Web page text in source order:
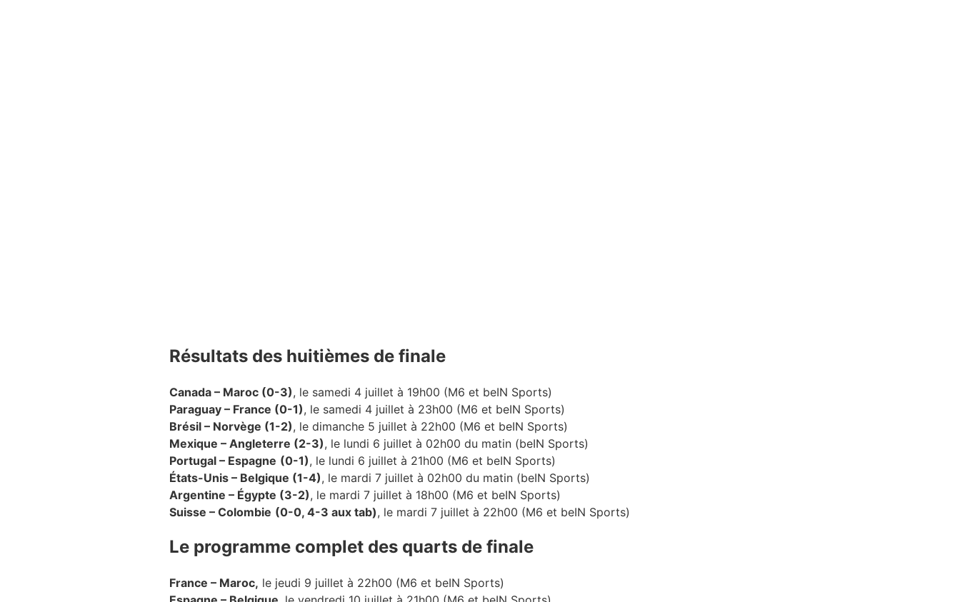
Résultats des huitièmes de finale
Canada – Maroc (0-3), le samedi 4 juillet à 19h00 (M6 et beIN Sports)
Paraguay – France (0-1), le samedi 4 juillet à 23h00 (M6 et beIN Sports)
Brésil – Norvège (1-2), le dimanche 5 juillet à 22h00 (M6 et beIN Sports)
Mexique – Angleterre (2-3), le lundi 6 juillet à 02h00 du matin (beIN Sports)
Portugal – Espagne (0-1), le lundi 6 juillet à 21h00 (M6 et beIN Sports)
États-Unis – Belgique (1-4), le mardi 7 juillet à 02h00 du matin (beIN Sports)
Argentine – Égypte (3-2), le mardi 7 juillet à 18h00 (M6 et beIN Sports)
Suisse – Colombie (0-0, 4-3 aux tab), le mardi 7 juillet à 22h00 (M6 et beIN Sports)
Le programme complet des quarts de finale
France – Maroc, le jeudi 9 juillet à 22h00 (M6 et beIN Sports)